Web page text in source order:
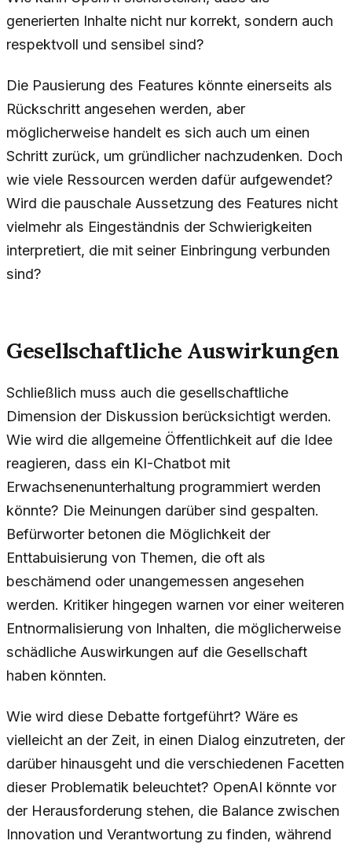
generierten Inhalte nicht nur korrekt, sondern auch
respektvoll und sensibel sind?
Die Pausierung des Features könnte einerseits als
Rückschritt angesehen werden, aber
möglicherweise handelt es sich auch um einen
Schritt zurück, um gründlicher nachzudenken. Doch
wie viele Ressourcen werden dafür aufgewendet?
Wird die pauschale Aussetzung des Features nicht
vielmehr als Eingeständnis der Schwierigkeiten
interpretiert, die mit seiner Einbringung verbunden
sind?
Gesellschaftliche Auswirkungen
Schließlich muss auch die gesellschaftliche
Dimension der Diskussion berücksichtigt werden.
Wie wird die allgemeine Öffentlichkeit auf die Idee
reagieren, dass ein KI-Chatbot mit
Erwachsenenunterhaltung programmiert werden
könnte? Die Meinungen darüber sind gespalten.
Befürworter betonen die Möglichkeit der
Enttabuisierung von Themen, die oft als
beschämend oder unangemessen angesehen
werden. Kritiker hingegen warnen vor einer weiteren
Entnormalisierung von Inhalten, die möglicherweise
schädliche Auswirkungen auf die Gesellschaft
haben könnten.
Wie wird diese Debatte fortgeführt? Wäre es
vielleicht an der Zeit, in einen Dialog einzutreten, der
darüber hinausgeht und die verschiedenen Facetten
dieser Problematik beleuchtet? OpenAI könnte vor
der Herausforderung stehen, die Balance zwischen
Innovation und Verantwortung zu finden, während